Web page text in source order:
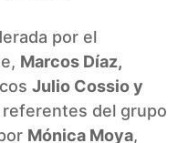
por el
Marcos Díaz,
Julio Cossio y
del grupo
Mónica Moya,